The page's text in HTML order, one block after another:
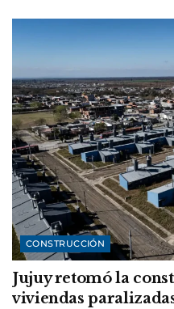
CONSTRUCCIÓN
Jujuy retomó la
viviendas